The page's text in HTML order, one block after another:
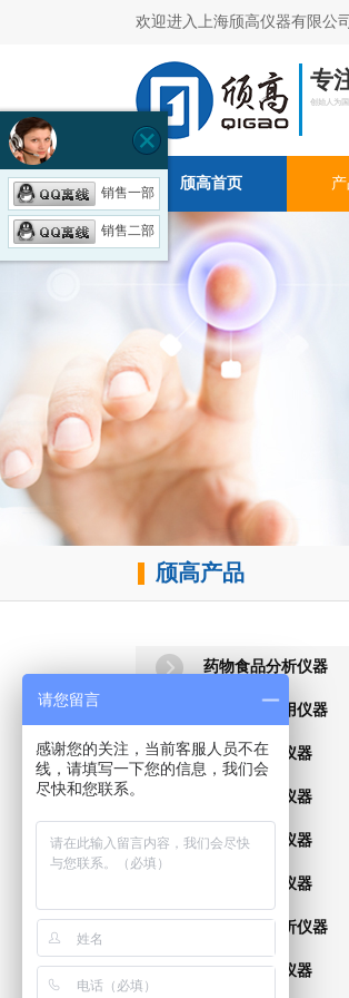
欢迎进入上海颀高仪器有限公
专
创始人为
颀高首页
颀高产品
药物食品分析仪器
石化分析通用仪器
燃料油分析仪器
润滑油分析仪器
润滑脂分析仪器
石油蜡分析仪器
石油沥青分析仪器
石油天然气仪器
销售一部
销售二部
请您留言
感谢您的关注，当前客服人员不在
线，请填写一下您的信息，我们会
尽快和您联系。